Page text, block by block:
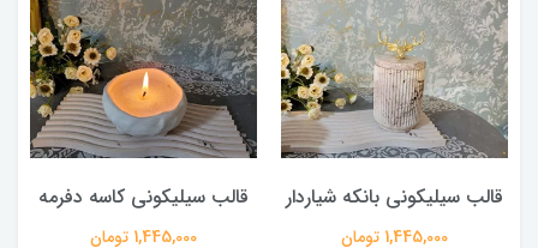
قالب سیلیکونی بانکه شیاردار
1,445,000 تومان
قالب سیلیکونی کاسه دفرمه
1,445,000 تومان